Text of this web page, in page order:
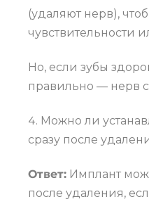
(удаляют нерв),
чувствительности
Но, если зубы
правильно — нерв
Можно ли
сразу после
Ответ: Имплант
после удаления,